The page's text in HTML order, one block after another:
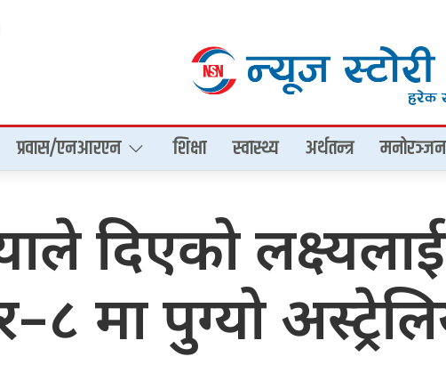
प्रवास/एनआरएन शिक्षा स्वास्थ्य अर्थतन्त्र मनोरञ्जन
दिएको
मा पुग्यो